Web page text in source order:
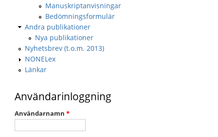
Manuskriptanvisningar
Bedömningsformulär
Andra publikationer
Nya publikationer
Nyhetsbrev (t.o.m. 2013)
NONELex
Länkar
Användarinloggning
Användarnamn *